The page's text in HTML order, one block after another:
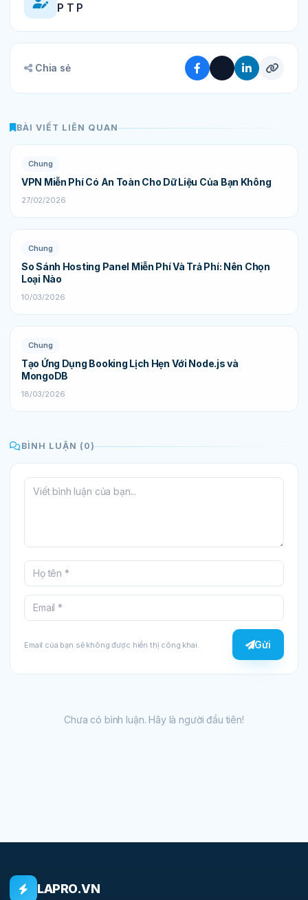
P T P
Chia sẻ
BÀI VIẾT LIÊN QUAN
Chung
VPN Miễn Phí Có An Toàn Cho Dữ Liệu Của Bạn Không
27/02/2026
Chung
So Sánh Hosting Panel Miễn Phí Và Trả Phí: Nên Chọn
Loại Nào
10/03/2026
Chung
Tạo Ứng Dụng Booking Lịch Hẹn Với Node.js và
MongoDB
18/03/2026
BÌNH LUẬN (0)
Email của bạn sẽ không được hiển thị công khai. Gửi
Chưa có bình luận. Hãy là người đầu tiên!
LAPRO.VN